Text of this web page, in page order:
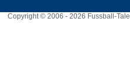
Copyright © 2006 - 2026 Fussball-